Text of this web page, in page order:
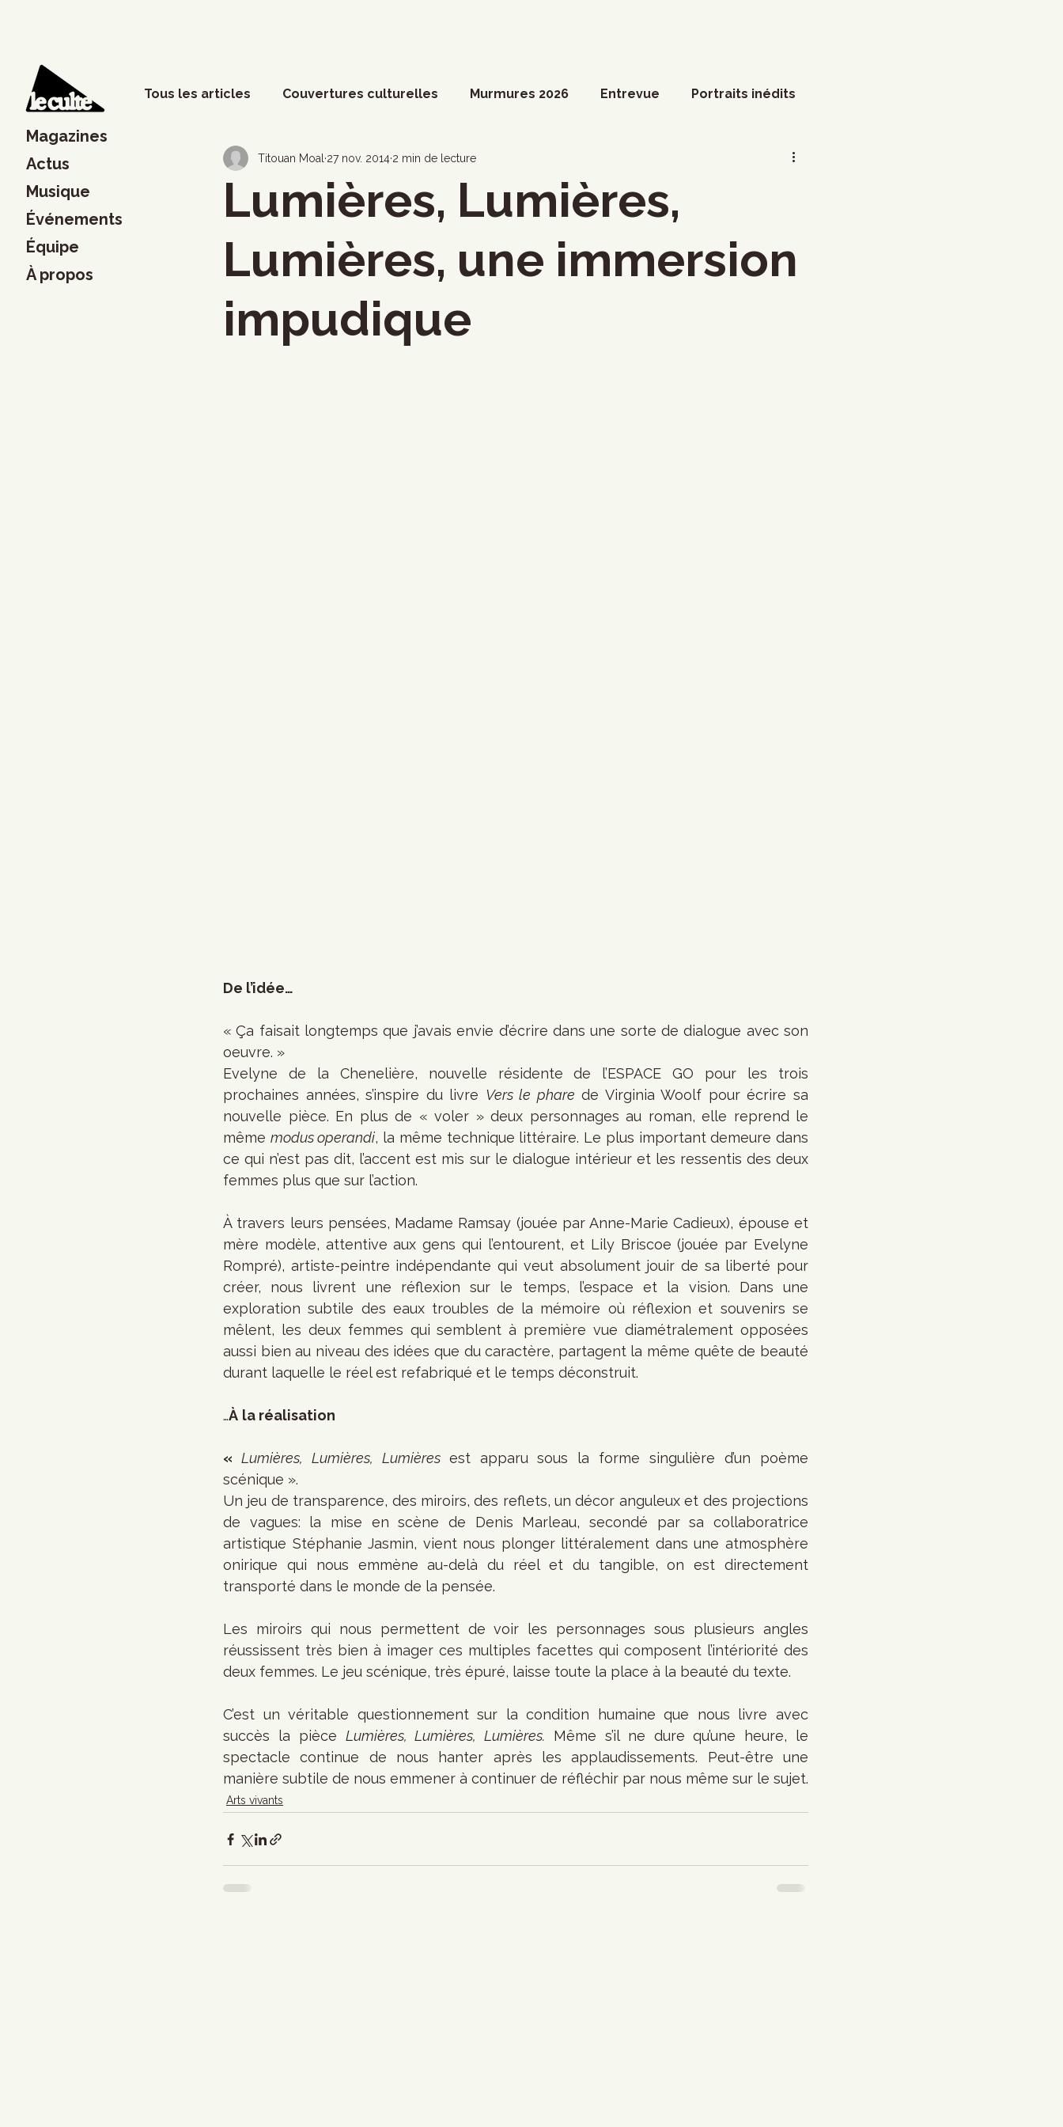
Magazines
Actus
Musique
Événements
Équipe
À propos
Tous les articles Couvertures culturelles Murmures 2026 Entrevue Portraits inédits
Phénomènes sociaux Dossier spécial Arts visuels
Musique Société Divers Coup de coeur francophone
Cinéma
Lumières, Lumières,
Lumières, une immersion
impudique
Titouan Moal 27 nov. 2014 2 min de lecture
De l’idée…
« Ça faisait longtemps que j’avais envie d’écrire dans une sorte de dialogue avec son
oeuvre. »
Evelyne de la Chenelière, nouvelle résidente de l’ESPACE GO pour les trois
prochaines années, s’inspire du livre Vers le phare de Virginia Woolf pour écrire sa
nouvelle pièce. En plus de « voler » deux personnages au roman, elle reprend le
même modus operandi, la même technique littéraire. Le plus important demeure dans
ce qui n’est pas dit, l’accent est mis sur le dialogue intérieur et les ressentis des deux
femmes plus que sur l’action.
À travers leurs pensées, Madame Ramsay (jouée par Anne-Marie Cadieux), épouse et
mère modèle, attentive aux gens qui l’entourent, et Lily Briscoe (jouée par Evelyne
Rompré), artiste-peintre indépendante qui veut absolument jouir de sa liberté pour
créer, nous livrent une réflexion sur le temps, l’espace et la vision. Dans une
exploration subtile des eaux troubles de la mémoire où réflexion et souvenirs se
mêlent, les deux femmes qui semblent à première vue diamétralement opposées
aussi bien au niveau des idées que du caractère, partagent la même quête de beauté
durant laquelle le réel est refabriqué et le temps déconstruit.
…À la réalisation
« Lumières, Lumières, Lumières est apparu sous la forme singulière d’un poème
scénique ».
Un jeu de transparence, des miroirs, des reflets, un décor anguleux et des projections
de vagues: la mise en scène de Denis Marleau, secondé par sa collaboratrice
artistique Stéphanie Jasmin, vient nous plonger littéralement dans une atmosphère
onirique qui nous emmène au-delà du réel et du tangible, on est directement
transporté dans le monde de la pensée.
Les miroirs qui nous permettent de voir les personnages sous plusieurs angles
réussissent très bien à imager ces multiples facettes qui composent l’intériorité des
deux femmes. Le jeu scénique, très épuré, laisse toute la place à la beauté du texte.
C’est un véritable questionnement sur la condition humaine que nous livre avec
succès la pièce Lumières, Lumières, Lumières. Même s’il ne dure qu’une heure, le
spectacle continue de nous hanter après les applaudissements. Peut-être une
manière subtile de nous emmener à continuer de réfléchir par nous même sur le sujet.
Arts vivants